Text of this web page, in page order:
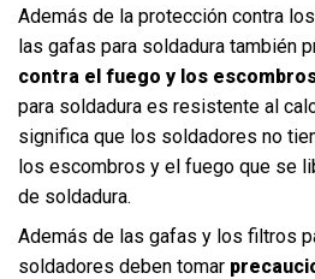
Además de la protección contra
las gafas para soldadura también
contra el fuego y los
para soldadura es resistente al
significa que los soldadores no
los escombros y el fuego que se
de soldadura.
Además de las gafas y los filtros
soldadores deben tomar